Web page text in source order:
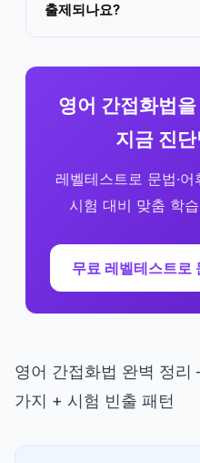
출제되나요?
영어 간접화법
지금 진
레벨테스트로 문법·
시험 대비 맞춤 학
무료 레벨테스트로
영어 간접화법 완벽 정
가지 + 시험 빈출 패턴